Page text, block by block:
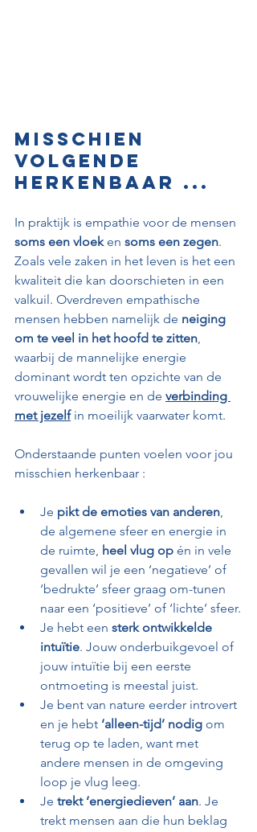
Misschien
volgende
herkenbaar ...
In praktijk is empathie voor de mensen
soms een vloek en soms een zegen.
Zoals vele zaken in het leven is het een
kwaliteit die kan doorschieten in een
valkuil. Overdreven empathische
mensen hebben namelijk de neiging
om te veel in het hoofd te zitten,
waarbij de mannelijke energie
dominant wordt ten opzichte van de
vrouwelijke energie en de verbinding
met jezelf in moeilijk vaarwater komt.
Onderstaande punten voelen voor jou
misschien herkenbaar :
Je pikt de emoties van anderen,
de algemene sfeer en energie in
de ruimte, heel vlug op én in vele
gevallen wil je een ‘negatieve’ of
‘bedrukte’ sfeer graag om-tunen
naar een ‘positieve’ of ‘lichte’ sfeer.
Je hebt een sterk ontwikkelde
intuïtie. Jouw onderbuikgevoel of
jouw intuïtie bij een eerste
ontmoeting is meestal juist.
Je bent van nature eerder introvert
en je hebt ‘alleen-tijd’ nodig om
terug op te laden, want met
andere mensen in de omgeving
loop je vlug leeg.
Je trekt ‘energiedieven’ aan. Je
trekt mensen aan die hun beklag